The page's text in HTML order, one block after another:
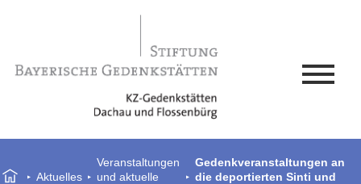
Aktuelles
Veranstaltungen
und aktuelle
Gedenkveranstaltungen an
die deportierten Sinti und